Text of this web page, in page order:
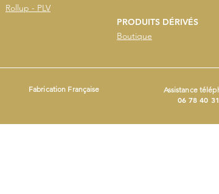
Rollup - PLV
PRODUITS DÉRIVÉS
Boutique
Fabrication Française Assistance
06 78 40